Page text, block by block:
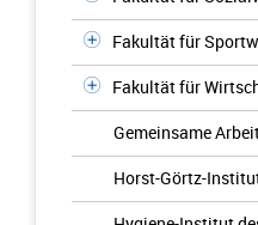
Fakultät für
Fakultät für
Gemeinsame
Horst-Görtz-